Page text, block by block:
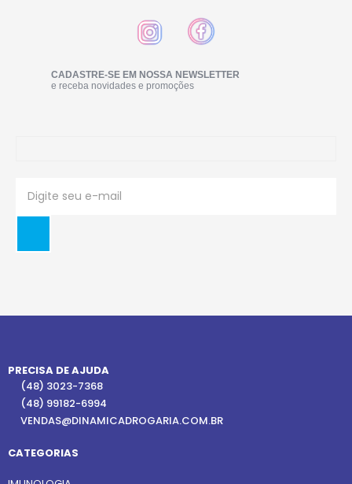
CADASTRE-SE EM NOSSA NEWSLETTER
e receba novidades e promoções
PRECISA DE AJUDA
(48) 3023-7368
(48) 99182-6994
VENDAS@DINAMICADROGARIA.COM.BR
CATEGORIAS